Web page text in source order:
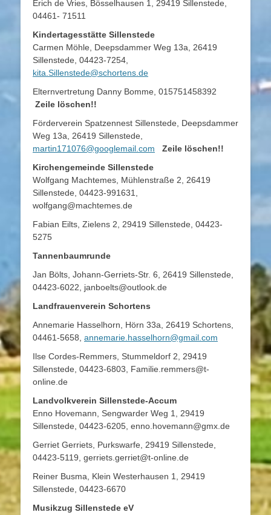
Erich de Vries, Bösselhausen 1, 29419 Sillenstede,
04461- 71511
Kindertagesstätte Sillenstede
Carmen Möhle, Deepsdammer Weg 13a, 26419
Sillenstede, 04423-7254,
kita.Sillenstede@schortens.de
Elternvertretung Danny Bomme, 015751458392
Zeile löschen!!
Förderverein Spatzennest Sillenstede, Deepsdammer
Weg 13a, 26419 Sillenstede,
martin171076@googlemail.com
Zeile löschen!!
Kirchengemeinde Sillenstede
Wolfgang Machtemes, Mühlenstraße 2, 26419
Sillenstede, 04423-991631,
wolfgang@machtemes.de
Fabian Eilts, Zielens 2, 29419 Sillenstede, 04423-
5275
Tannenbaumrunde
Jan Bölts, Johann-Gerriets-Str. 6, 26419 Sillenstede,
04423-6022, janboelts@outlook.de
Landfrauenverein Schortens
Annemarie Hasselhorn, Hörn 33a, 26419 Schortens,
04461-5658, annemarie.hasselhorn@gmail.com
Ilse Cordes-Remmers, Stummeldorf 2, 29419
Sillenstede, 04423-6803, Familie.remmers@t-
online.de
Landvolkverein Sillenstede-Accum
Enno Hovemann, Sengwarder Weg 1, 29419
Sillenstede, 04423-6205, enno.hovemann@gmx.de
Gerriet Gerriets, Purkswarfe, 29419 Sillenstede,
04423-5119, gerriets.gerriet@t-online.de
Reiner Busma, Klein Westerhausen 1, 29419
Sillenstede, 04423-6670
Musikzug Sillenstede eV